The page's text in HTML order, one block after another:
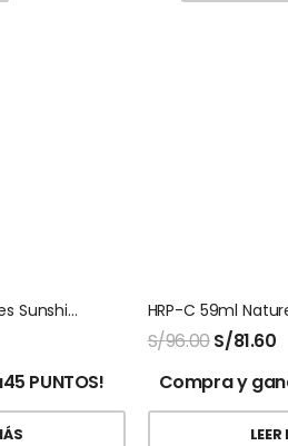
Black Walnut Natures Sunshine 100 Capsulas
PUNTOS!
HRP-C 59ml
S/96.00S/81.60
Compra y